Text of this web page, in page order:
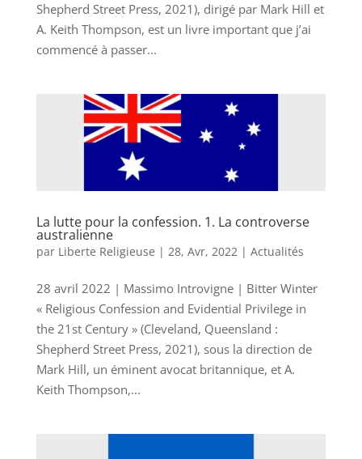
Shepherd Street Press, 2021), dirigé par Mark Hill et
A. Keith Thompson, est un livre important que j’ai
commencé à passer...
La lutte pour la confession. 1. La controverse
australienne
par Liberte Religieuse | 28, Avr, 2022| Actualités
28 avril 2022 | Massimo Introvigne | Bitter Winter
« Religious Confession and Evidential Privilege in
the 21st Century » (Cleveland, Queensland :
Shepherd Street Press, 2021), sous la direction de
Mark Hill, un éminent avocat britannique, et A.
Keith Thompson,...